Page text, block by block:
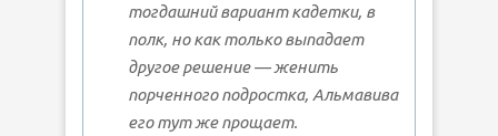
тогдашний вариант кадетки, в
полк, но как только выпадает
другое решение — женить
порченного подростка, Альмавива
его тут же прощает.